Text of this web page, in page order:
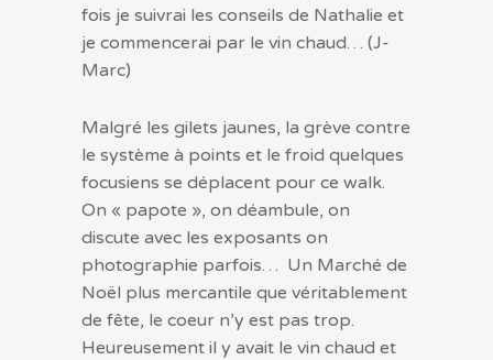
fois je suivrai les conseils de Nathalie et
je commencerai par le vin chaud… (J-
Marc)
Malgré les gilets jaunes, la grève contre
le système à points et le froid quelques
focusiens se déplacent pour ce walk.
On « papote », on déambule, on
discute avec les exposants on
photographie parfois… Un Marché de
Noël plus mercantile que véritablement
de fête, le coeur n’y est pas trop.
Heureusement il y avait le vin chaud et